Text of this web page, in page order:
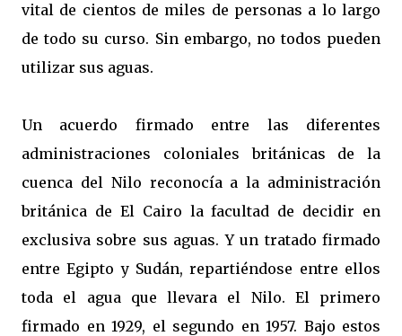
vital de cientos de miles de personas a lo largo
de todo su curso. Sin embargo, no todos pueden
utilizar sus aguas.
Un acuerdo firmado entre las diferentes
administraciones coloniales británicas de la
cuenca del Nilo reconocía a la administración
británica de El Cairo la facultad de decidir en
exclusiva sobre sus aguas. Y un tratado firmado
entre Egipto y Sudán, repartiéndose entre ellos
toda el agua que llevara el Nilo. El primero
firmado en 1929, el segundo en 1957. Bajo estos